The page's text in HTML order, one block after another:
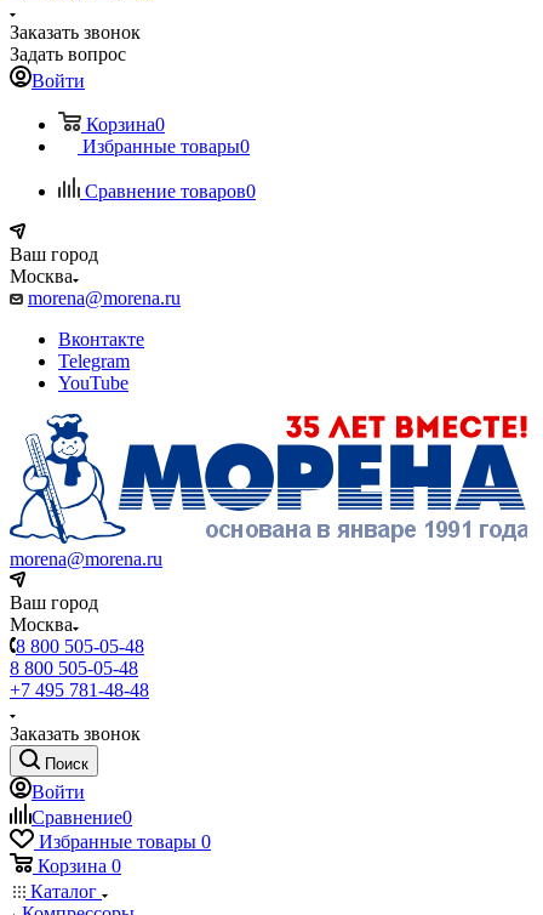
Заказать звонок
Задать вопрос
Войти
Корзина0
Избранные товары0
Сравнение товаров0
Ваш город
Москва
morena@morena.ru
Вконтакте
Telegram
YouTube
morena@morena.ru
Ваш город
Москва
8 800 505-05-48
8 800 505-05-48
+7 495 781-48-48
Заказать звонок
Поиск
Войти
Сравнение0
Избранные товары 0
Корзина 0
Каталог